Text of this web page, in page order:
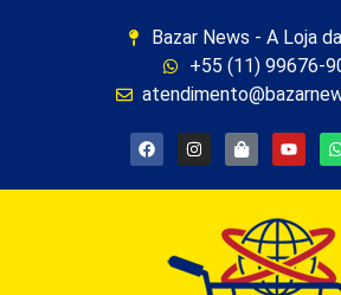
Bazar News - A Loja
+55 (11) 99676-